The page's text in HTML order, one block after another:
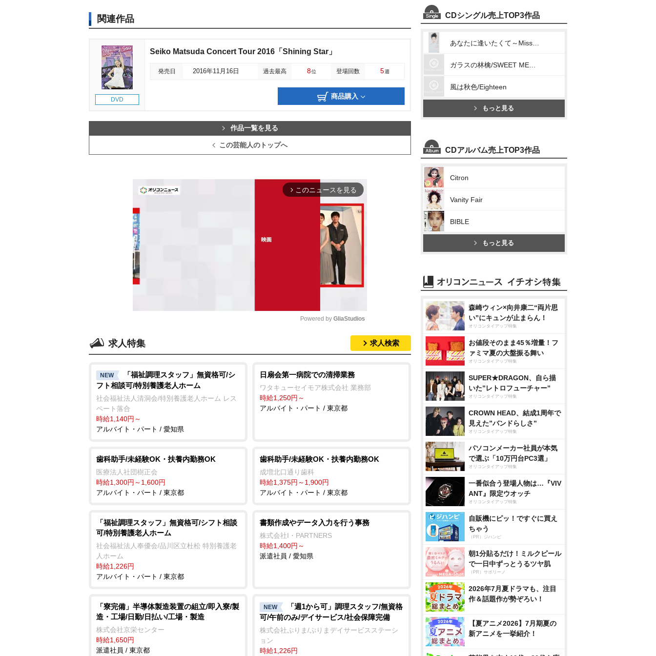
関連作品
DVD
Seiko Matsuda Concert Tour 2016「Shining Star」
発売日 2016年11月16日 過去最高 8位 登場回数 5週
商品購入
作品一覧を見る
この芸能人のトップへ
arrow_forward_ios このニュースを見る
t
e
Powered by GliaStudios
求人特集 求人検索
NEW
「福祉調理スタッフ」無資格可/シ
フト相談可/特別養護老人ホーム
社会福祉法人清洞会/特別養護老人ホーム レス
ペート落合
時給1,140円～
アルバイト・パート / 愛知県
日扇会第一病院での清掃業務
ワタキューセイモア株式会社 業務部
時給1,250円～
アルバイト・パート / 東京都
歯科助手/未経験OK・扶養内勤務OK
医療法人社団樹正会
時給1,300円～1,600円
アルバイト・パート / 東京都
歯科助手/未経験OK・扶養内勤務OK
成増北口通り歯科
時給1,375円～1,900円
アルバイト・パート / 東京都
「福祉調理スタッフ」無資格可/シフト相談
可/特別養護老人ホーム
社会福祉法人奉優会/品川区立杜松 特別養護老
人ホーム
時給1,226円
アルバイト・パート / 東京都
書類作成やデータ入力を行う事務
株式会社I・PARTNERS
時給1,400円～
派遣社員 / 愛知県
「寮完備」半導体製造装置の組立/即入寮/製
造・工場/日勤/日払い/工場・製造
株式会社京栄センター
時給1,650円
派遣社員 / 東京都
NEW
「週1から可」調理スタッフ/無資格
可/午前のみ/デイサービス/社会保障完備
株式会社ぷりま/ぷりまデイサービスステーシ
ョン
時給1,226円
CDシングル売上TOP3作品
風は秋色/Eighteen
もっと見る
CDアルバム売上TOP3作品
Citron
Vanity Fair
BIBLE
もっと見る
森崎ウィン×向井康二“両片思
い”にキュンが止まらん！
オリコンタイアップ特集
お値段そのまま45％増量！フ
ァミマ夏の大盤振る舞い
オリコンタイアップ特集
SUPER★DRAGON、自ら描
いた”レトロフューチャー”
オリコンタイアップ特集
CROWN HEAD、結成1周年で
見えた”バンドらしさ”
オリコンタイアップ特集
パソコンメーカー社員が本気
で選ぶ「10万円台PC3選」
オリコンタイアップ特集
一番似合う登場人物は…『VIV
ANT』限定ウオッチ
オリコンタイアップ特集
自販機にピッ！ですぐに買え
ちゃう
（PR）ジハンピ
朝1分貼るだけ！ミルクピール
で一日中ずっとうるツヤ肌
（PR）サボリーノ
2026年7月夏ドラマも、注目
作＆話題作が勢ぞろい！
【夏アニメ2026】7月期夏の
新アニメを一挙紹介！